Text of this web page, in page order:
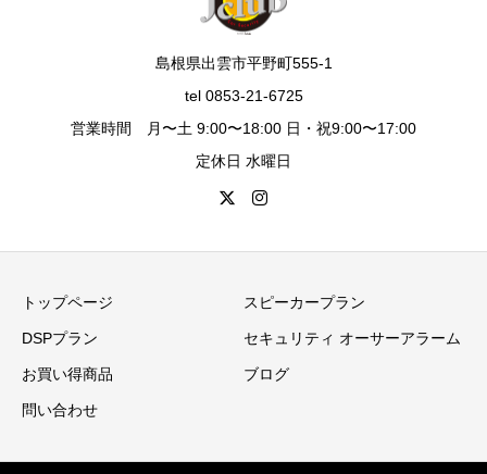
島根県出雲市平野町555-1
tel 0853-21-6725
営業時間 月〜土 9:00〜18:00 日・祝9:00〜17:00
定休日 水曜日
トップページ スピーカープラン
DSPプラン セキュリティ オーサーアラーム
お買い得商品 ブログ
問い合わせ